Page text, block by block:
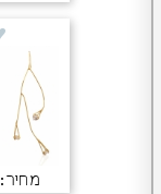
מחיר: ₪482